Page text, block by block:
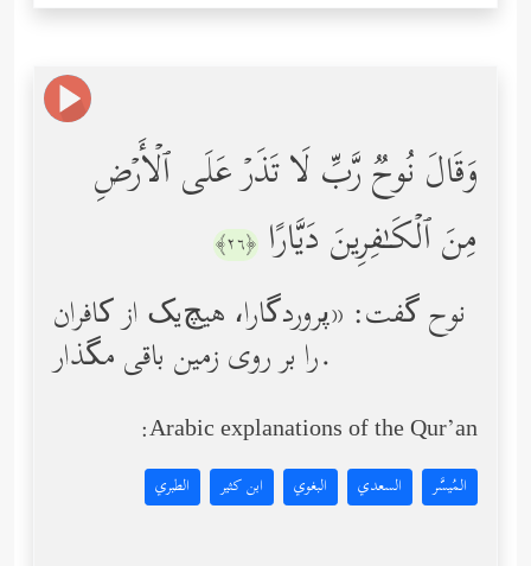
وَقَالَ نُوحࣱ رَّبِّ لَا تَذَرۡ عَلَى ٱلۡأَرۡضِ
مِنَ ٱلۡكَـٰفِرِینَ دَیَّارًا ﴿٢٦﴾
نوح گفت: «پروردگارا، هیچ‌یک از کافران
را بر روی زمین باقی مگذار.
Arabic explanations of the Qur’an:
المُيسَّر السعدي البغوي ابن كثير الطبري